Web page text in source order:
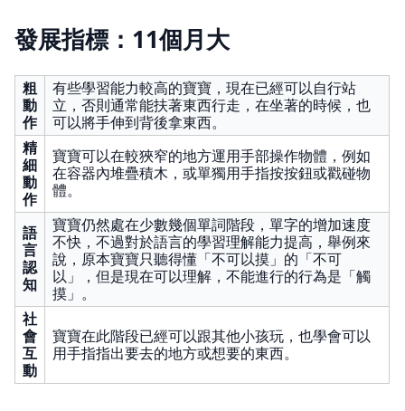
發展指標：11個月大
粗
動
作
有些學習能力較高的寶寶，現在已經可以自行站
立，否則通常能扶著東西行走，在坐著的時候，也
可以將手伸到背後拿東西。
精
細
動
作
寶寶可以在較狹窄的地方運用手部操作物體，例如
在容器內堆疊積木，或單獨用手指按按鈕或戳碰物
體。
語
言
認
知
寶寶仍然處在少數幾個單詞階段，單字的增加速度
不快，不過對於語言的學習理解能力提高，舉例來
說，原本寶寶只聽得懂「不可以摸」的「不可
以」，但是現在可以理解，不能進行的行為是「觸
摸」。
社
會
互
動
寶寶在此階段已經可以跟其他小孩玩，也學會可以
用手指指出要去的地方或想要的東西。